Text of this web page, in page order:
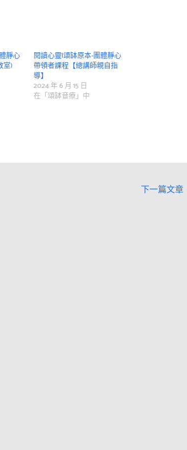
靜心
室)
閱讀心靈|頌缽原本-團體靜心
帶領者課程【總講師親自指
導】
2024 年 6 月 15 日
在「頌缽音療」中
下一篇文章